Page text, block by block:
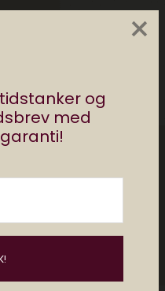
og
med
×